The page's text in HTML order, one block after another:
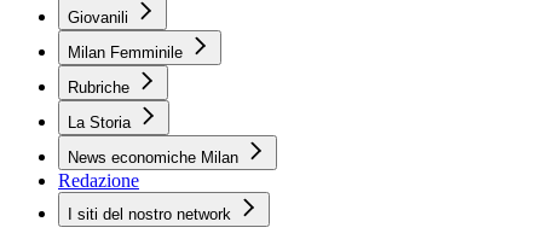
Giovanili
Milan Femminile
Rubriche
La Storia
News economiche Milan
Redazione
I siti del nostro network